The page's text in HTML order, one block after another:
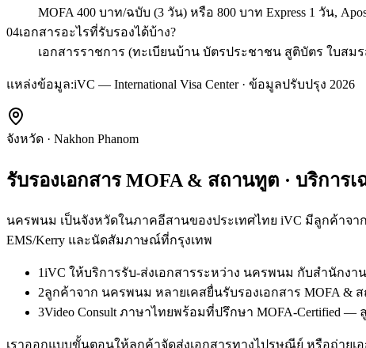
MOFA 400 บาท/ฉบับ (3 วัน) หรือ 800 บาท Express 1 วัน,
04เอกสารอะไรที่รับรองได้บ้าง?
เอกสารราชการ (ทะเบียนบ้าน บัตรประชาชน สูติบัตร ใบสมร
แหล่งข้อมูล:iVC — International Visa Center · ข้อมูลปรับปรุง 2026
จังหวัด · Nakhon Phanom
รับรองเอกสาร MOFA & สถานทูต · บริการ
นครพนม เป็นจังหวัดในภาคอีสานของประเทศไทย iVC มีลูกค้าจ
EMS/Kerry และนัดสัมภาษณ์ที่กรุงเทพ
1iVC ให้บริการรับ-ส่งเอกสารระหว่าง นครพนม กับสำนักงา
2ลูกค้าจาก นครพนม หลายเคสยื่นรับรองเอกสาร MOFA &
3Video Consult ภาษาไทยพร้อมที่ปรึกษา MOFA-Certified
เราออกแบบขั้นตอนให้ลูกค้าจัดส่งเอกสารทางไปรษณีย์ หรือถ่ายเ